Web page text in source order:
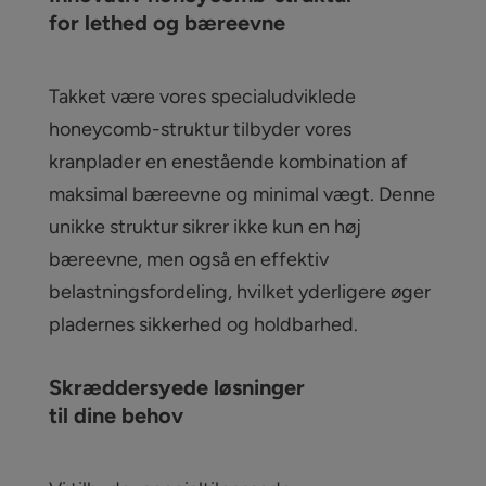
for lethed og bæreevne
Takket være vores specialudviklede
honeycomb-struktur tilbyder vores
kranplader en enestående kombination af
maksimal bæreevne og minimal vægt. Denne
unikke struktur sikrer ikke kun en høj
bæreevne, men også en effektiv
belastningsfordeling, hvilket yderligere øger
pladernes sikkerhed og holdbarhed.
Skræddersyede løsninger
til dine behov